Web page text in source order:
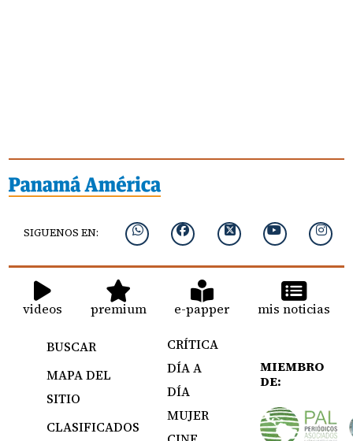
SIGUENOS EN:
videos premium e-papper mis noticias
BUSCAR
MAPA DEL
SITIO
CLASIFICADOS
CRÍTICA
DÍA A
DÍA
MUJER
MIEMBRO
DE: